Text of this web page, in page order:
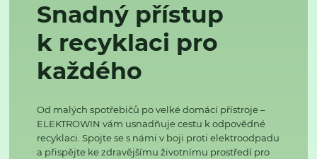
Snadný přístup
k recyklaci pro
každého
Od malých spotřebičů po velké domácí přístroje –
ELEKTROWIN vám usnadňuje cestu k odpovědné
recyklaci. Spojte se s námi v boji proti elektroodpadu
a přispějte ke zdravějšímu životnímu prostředí pro